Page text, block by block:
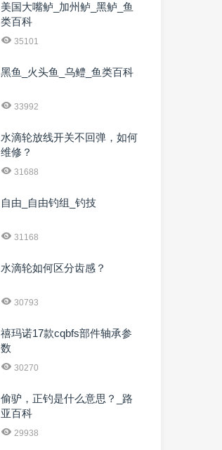
美国大嘴鲈_加州鲈_黑鲈_鱼
类百科
35101
黑鱼_火头鱼_乌鳢_鱼类百科
33992
水滴轮放线开关不回弹，如何
维修？
31688
自由_自由钓组_钓技
31168
水滴轮如何区分齿感？
30793
禧玛诺17款cqbfs部件轴承参
数
30270
偷驴，正钓是什么意思？_路
亚百科
29938